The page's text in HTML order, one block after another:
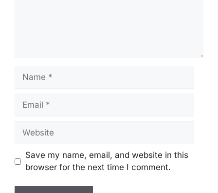
Name
Email
Website
Save my name, email, and website in this
browser for the next time I comment.